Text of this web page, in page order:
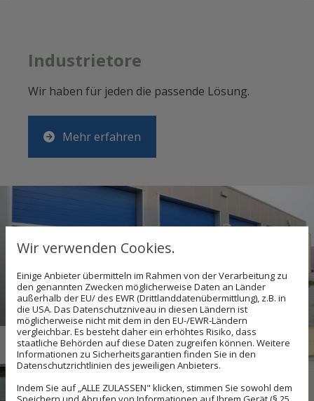
Industrietore
Wir haben für jeden die passende Lösung.
Mehr erfahren
Wir verwenden Cookies.
Einige Anbieter übermitteln im Rahmen von der Verarbeitung zu
den genannten Zwecken möglicherweise Daten an Länder
außerhalb der EU/ des EWR (Drittlanddatenübermittlung), z.B. in
die USA. Das Datenschutzniveau in diesen Ländern ist
möglicherweise nicht mit dem in den EU-/EWR-Ländern
vergleichbar. Es besteht daher ein erhöhtes Risiko, dass
staatliche Behörden auf diese Daten zugreifen können. Weitere
Informationen zu Sicherheitsgarantien finden Sie in den
Datenschutzrichtlinien des jeweiligen Anbieters.
Indem Sie auf „ALLE ZULASSEN" klicken, stimmen Sie sowohl dem